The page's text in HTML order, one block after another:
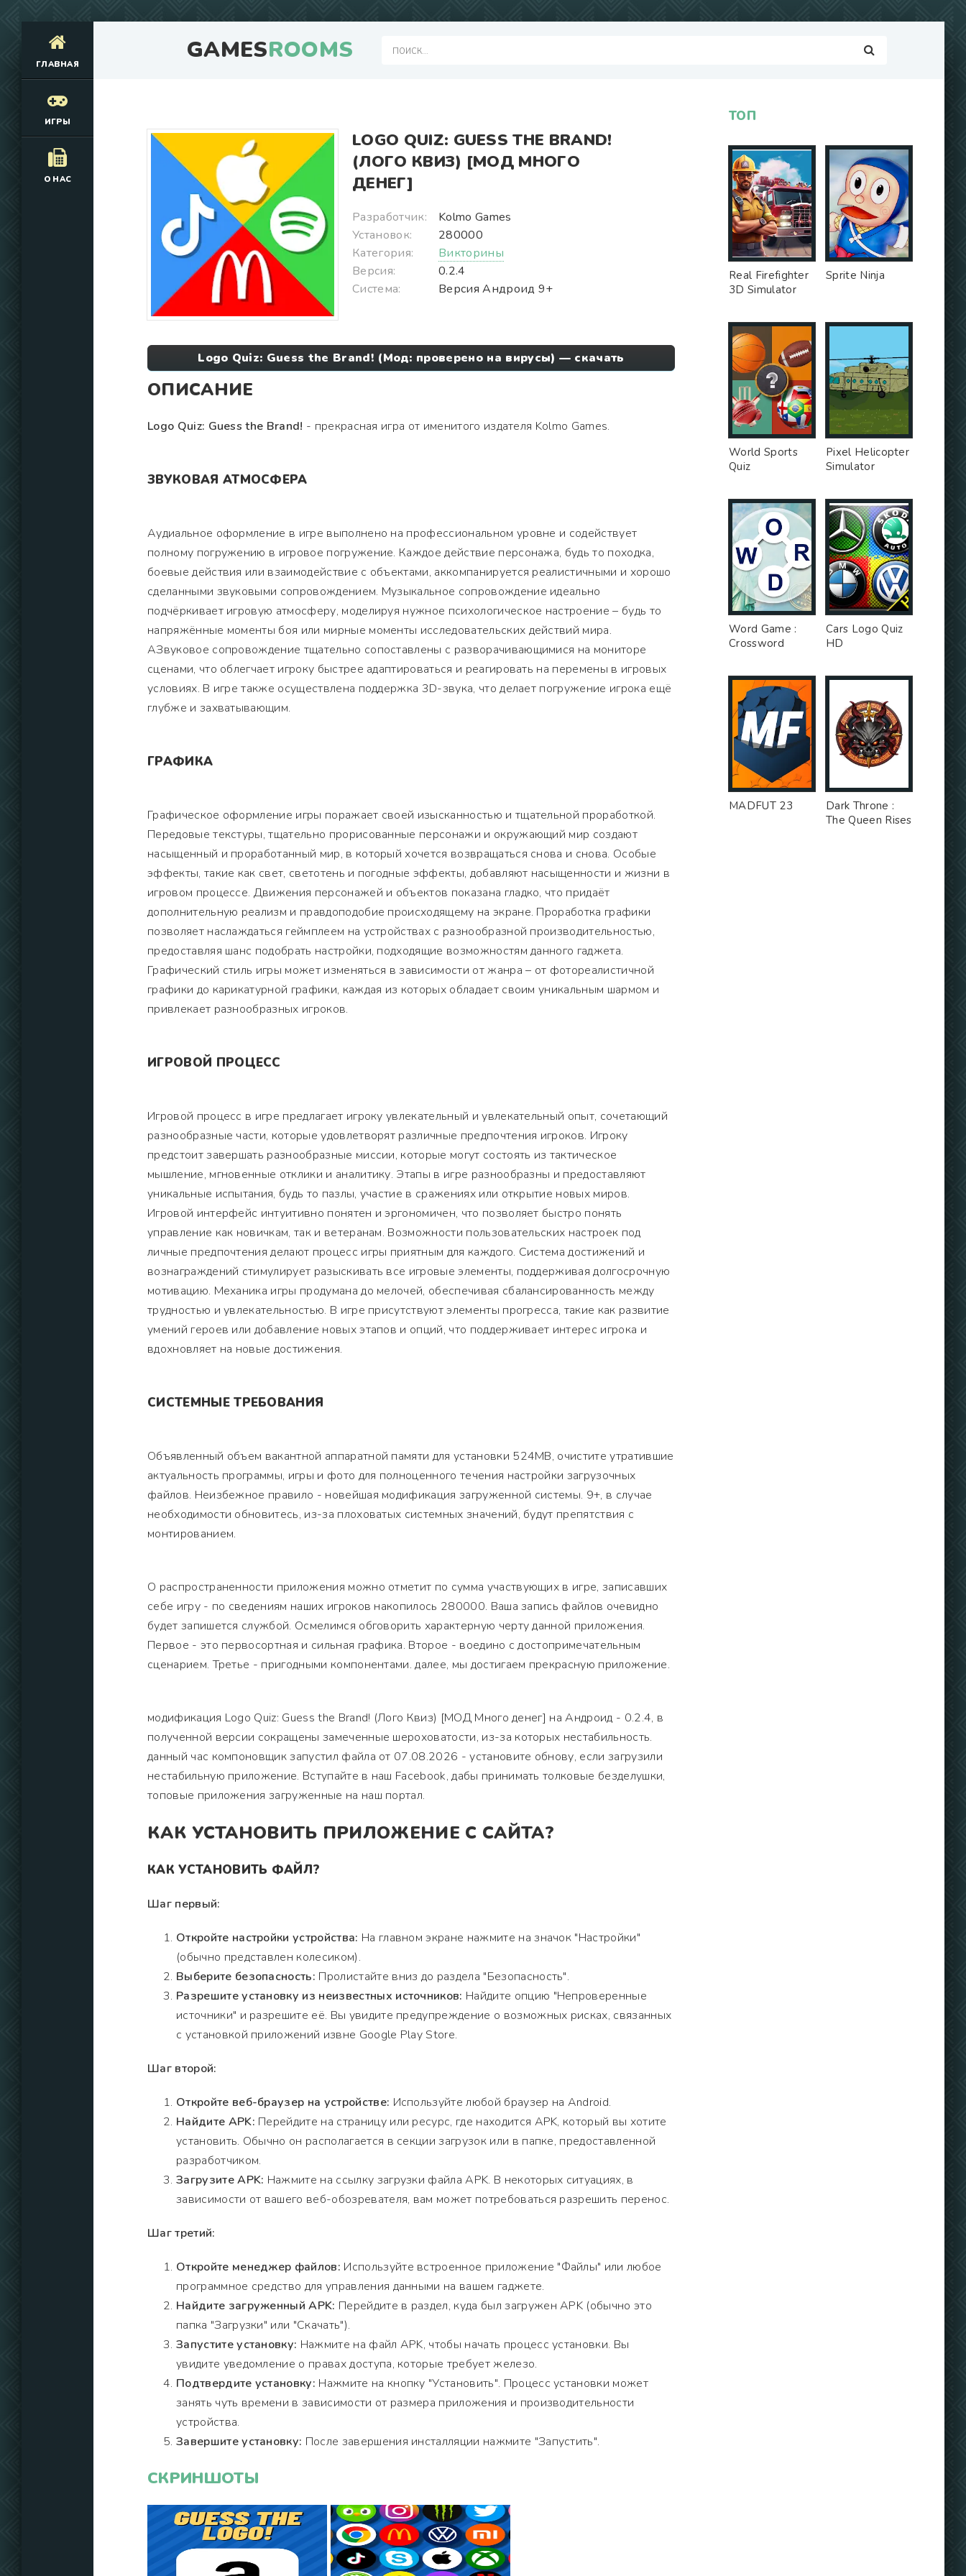
GAMESROOMS
ГЛАВНАЯ
ИГРЫ
О НАС
LOGO QUIZ: GUESS THE BRAND!
(ЛОГО КВИЗ) [МОД МНОГО
ДЕНЕГ]
Разработчик:
Kolmo Games
Установок:
280000
Категория:
Викторины
Версия:
0.2.4
Система:
Версия Андроид 9+
Logo Quiz: Guess the Brand! (Мод: проверено на вирусы) — скачать
ОПИСАНИЕ
Logo Quiz: Guess the Brand! - прекрасная игра от именитого издателя Kolmo Games.
ЗВУКОВАЯ АТМОСФЕРА
Аудиальное оформление в игре выполнено на профессиональном уровне и содействует
полному погружению в игровое погружение. Каждое действие персонажа, будь то походка,
боевые действия или взаимодействие с объектами, аккомпанируется реалистичными и хорошо
сделанными звуковыми сопровождением. Музыкальное сопровождение идеально
подчёркивает игровую атмосферу, моделируя нужное психологическое настроение – будь то
напряжённые моменты боя или мирные моменты исследовательских действий мира.
АЗвуковое сопровождение тщательно сопоставлены с разворачивающимися на мониторе
сценами, что облегчает игроку быстрее адаптироваться и реагировать на перемены в игровых
условиях. В игре также осуществлена поддержка 3D-звука, что делает погружение игрока ещё
глубже и захватывающим.
ГРАФИКА
Графическое оформление игры поражает своей изысканностью и тщательной проработкой.
Передовые текстуры, тщательно прорисованные персонажи и окружающий мир создают
насыщенный и проработанный мир, в который хочется возвращаться снова и снова. Особые
эффекты, такие как свет, светотень и погодные эффекты, добавляют насыщенности и жизни в
игровом процессе. Движения персонажей и объектов показана гладко, что придаёт
дополнительную реализм и правдоподобие происходящему на экране. Проработка графики
позволяет наслаждаться геймплеем на устройствах с разнообразной производительностью,
предоставляя шанс подобрать настройки, подходящие возможностям данного гаджета.
Графический стиль игры может изменяться в зависимости от жанра – от фотореалистичной
графики до карикатурной графики, каждая из которых обладает своим уникальным шармом и
привлекает разнообразных игроков.
ИГРОВОЙ ПРОЦЕСС
Игровой процесс в игре предлагает игроку увлекательный и увлекательный опыт, сочетающий
разнообразные части, которые удовлетворят различные предпочтения игроков. Игроку
предстоит завершать разнообразные миссии, которые могут состоять из тактическое
мышление, мгновенные отклики и аналитику. Этапы в игре разнообразны и предоставляют
уникальные испытания, будь то пазлы, участие в сражениях или открытие новых миров.
Игровой интерфейс интуитивно понятен и эргономичен, что позволяет быстро понять
управление как новичкам, так и ветеранам. Возможности пользовательских настроек под
личные предпочтения делают процесс игры приятным для каждого. Система достижений и
вознаграждений стимулирует разыскивать все игровые элементы, поддерживая долгосрочную
мотивацию. Механика игры продумана до мелочей, обеспечивая сбалансированность между
трудностью и увлекательностью. В игре присутствуют элементы прогресса, такие как развитие
умений героев или добавление новых этапов и опций, что поддерживает интерес игрока и
вдохновляет на новые достижения.
СИСТЕМНЫЕ ТРЕБОВАНИЯ
Объявленный объем вакантной аппаратной памяти для установки 524MB, очистите утратившие
актуальность программы, игры и фото для полноценного течения настройки загрузочных
файлов. Неизбежное правило - новейшая модификация загруженной системы. 9+, в случае
необходимости обновитесь, из-за плоховатых системных значений, будут препятствия с
монтированием.
О распространенности приложения можно отметит по сумма участвующих в игре, записавших
себе игру - по сведениям наших игроков накопилось 280000. Ваша запись файлов очевидно
будет запишется службой. Осмелимся обговорить характерную черту данной приложения.
Первое - это первосортная и сильная графика. Второе - воедино с достопримечательным
сценарием. Третье - пригодными компонентами. далее, мы достигаем прекрасную приложение.
модификация Logo Quiz: Guess the Brand! (Лого Квиз) [МОД Много денег] на Андроид - 0.2.4, в
полученной версии сокращены замеченные шероховатости, из-за которых нестабильность.
данный час компоновщик запустил файла от 07.08.2026 - установите обнову, если загрузили
нестабильную приложение. Вступайте в наш Facebook, дабы принимать толковые безделушки,
топовые приложения загруженные на наш портал.
КАК УСТАНОВИТЬ ПРИЛОЖЕНИЕ С САЙТА?
КАК УСТАНОВИТЬ ФАЙЛ?
Шаг первый:
Откройте настройки устройства: На главном экране нажмите на значок "Настройки"
(обычно представлен колесиком).
Выберите безопасность: Пролистайте вниз до раздела "Безопасность".
Разрешите установку из неизвестных источников: Найдите опцию "Непроверенные
источники" и разрешите её. Вы увидите предупреждение о возможных рисках, связанных
с установкой приложений извне Google Play Store.
Шаг второй:
Откройте веб-браузер на устройстве: Используйте любой браузер на Android.
Найдите APK: Перейдите на страницу или ресурс, где находится APK, который вы хотите
установить. Обычно он располагается в секции загрузок или в папке, предоставленной
разработчиком.
Загрузите APK: Нажмите на ссылку загрузки файла APK. В некоторых ситуациях, в
зависимости от вашего веб-обозревателя, вам может потребоваться разрешить перенос.
Шаг третий:
Откройте менеджер файлов: Используйте встроенное приложение "Файлы" или любое
программное средство для управления данными на вашем гаджете.
Найдите загруженный APK: Перейдите в раздел, куда был загружен APK (обычно это
папка "Загрузки" или "Скачать").
Запустите установку: Нажмите на файл APK, чтобы начать процесс установки. Вы
увидите уведомление о правах доступа, которые требует железо.
Подтвердите установку: Нажмите на кнопку "Установить". Процесс установки может
занять чуть времени в зависимости от размера приложения и производительности
устройства.
Завершите установку: После завершения инсталляции нажмите "Запустить".
СКРИНШОТЫ
ТОП
Real Firefighter
3D Simulator
Sprite Ninja
World Sports
Quiz
Pixel Helicopter
Simulator
Word Game :
Crossword
Cars Logo Quiz
HD
MADFUT 23
Dark Throne :
The Queen Rises